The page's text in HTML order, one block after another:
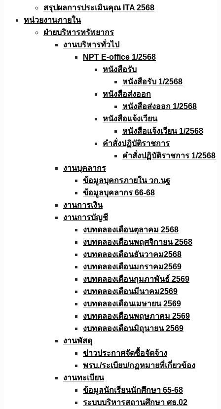
สรุปผลการประเมินคุณ ITA 2568
หน่วยงานภายใน
ฝ่ายบริหารทรัพยากร
งานบริหารทั่วไป
NPT E-office 1/2568
หนังสือรับ
หนังสือรับ 1/2568
หนังสือส่งออก
หนังสือส่งออก 1/2568
หนังสือแจ้งเวียน
หนังสือเเจ้งเวียน 1/2568
คำสั่งปฏิบัติราชการ
คำสั่งปฏิบัติราชการ 1/2568
งานบุคลากร
ข้อมูลบุคกรภายใน วก.นฐ
ข้อมูลบุคลากร 66-68
งานการเงิน
งานการบัญชี
งบทดลองเดือนตุลาคม 2568
งบทดลองเดือนพฤศจิกายน 2568
งบทดลองเดือนธันวาคม2568
งบทดลองเดือนมกราคม2569
งบทดลองเดือนกุมภาพันธ์ 2569
งบทดลองเดือนมีนาคม2569
งบทดลองเดือนเมษายน 2569
งบทดลองเดือนพฤษภาคม 2569
งบทดลองเดือนมิถุนายน 2569
งานพัสดุ
ข่าวประกาศจัดซื้อจัดจ้าง
พรบ./ระเบียบ/กฏหมายที่เกี่ยวข้อง
งานทะเบียน
ข้อมูลนักเรียนนักศึกษา 65-68
ระบบบริหารสถานศึกษา ศธ.02